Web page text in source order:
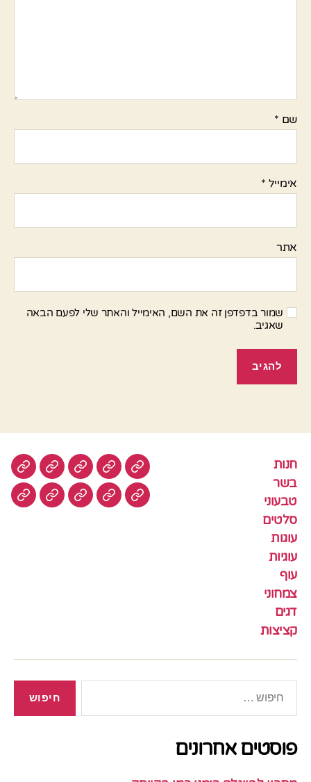
שם *
אימייל *
אתר
שמור בדפדפן זה את השם, האימייל והאתר שלי לפעם הבאה
שאגיב.
חנות
בשר
טבעוני
סלטים
עוגות
עוגיות
עוף
צמחוני
דגים
קציצות
חנות בשר טבעוניסלטים
עוגיותעוף צמחונידגים
פוסטים אחרונים